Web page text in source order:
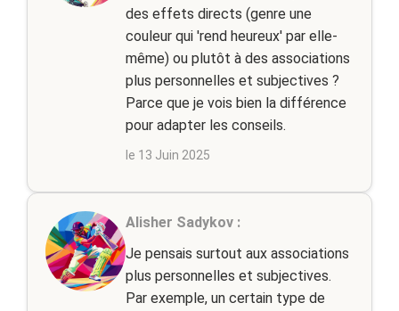
des effets directs (genre une
couleur qui 'rend heureux' par elle-
même) ou plutôt à des associations
plus personnelles et subjectives ?
Parce que je vois bien la différence
pour adapter les conseils.
le 13 Juin 2025
Alisher Sadykov :
Je pensais surtout aux associations
plus personnelles et subjectives.
Par exemple, un certain type de